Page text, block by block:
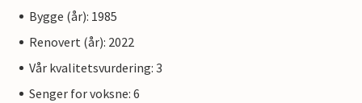
Bygge (år): 1985
Renovert (år): 2022
Vår kvalitetsvurdering: 3
Senger for voksne: 6